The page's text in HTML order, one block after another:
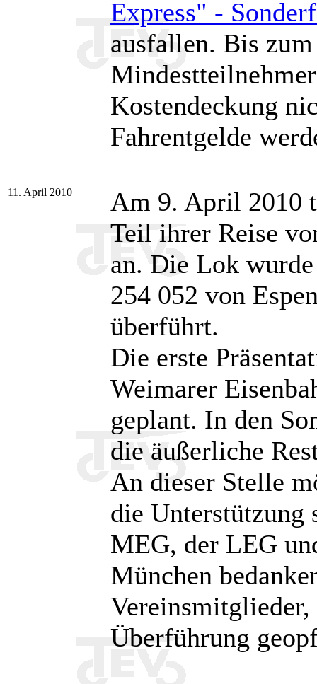
Express" -
ausfallen. Bis
Kostendeckung
Fahrentgelde
11. April 2010
Am 9. April 2010
Teil ihrer Reise
an. Die Lok
254 052 von
überführt.
Die erste
Weimarer
geplant. In den
die äußerliche
An dieser Stelle
die Unterstützung
MEG, der LEG
München
Überführung